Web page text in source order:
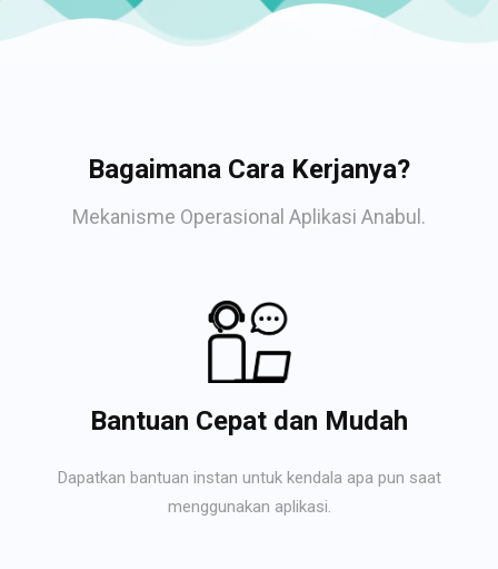
Bagaimana Cara Kerjanya?
Mekanisme Operasional Aplikasi Anabul.
Bantuan Cepat dan Mudah
Dapatkan bantuan instan untuk kendala apa pun saat
menggunakan aplikasi.